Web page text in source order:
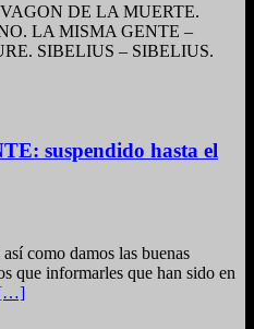
DE LA MUERTE.
LA MISMA GENTE –
SIBELIUS – SIBELIUS.
suspendido hasta el
como damos las buenas
que informarles que han sido en